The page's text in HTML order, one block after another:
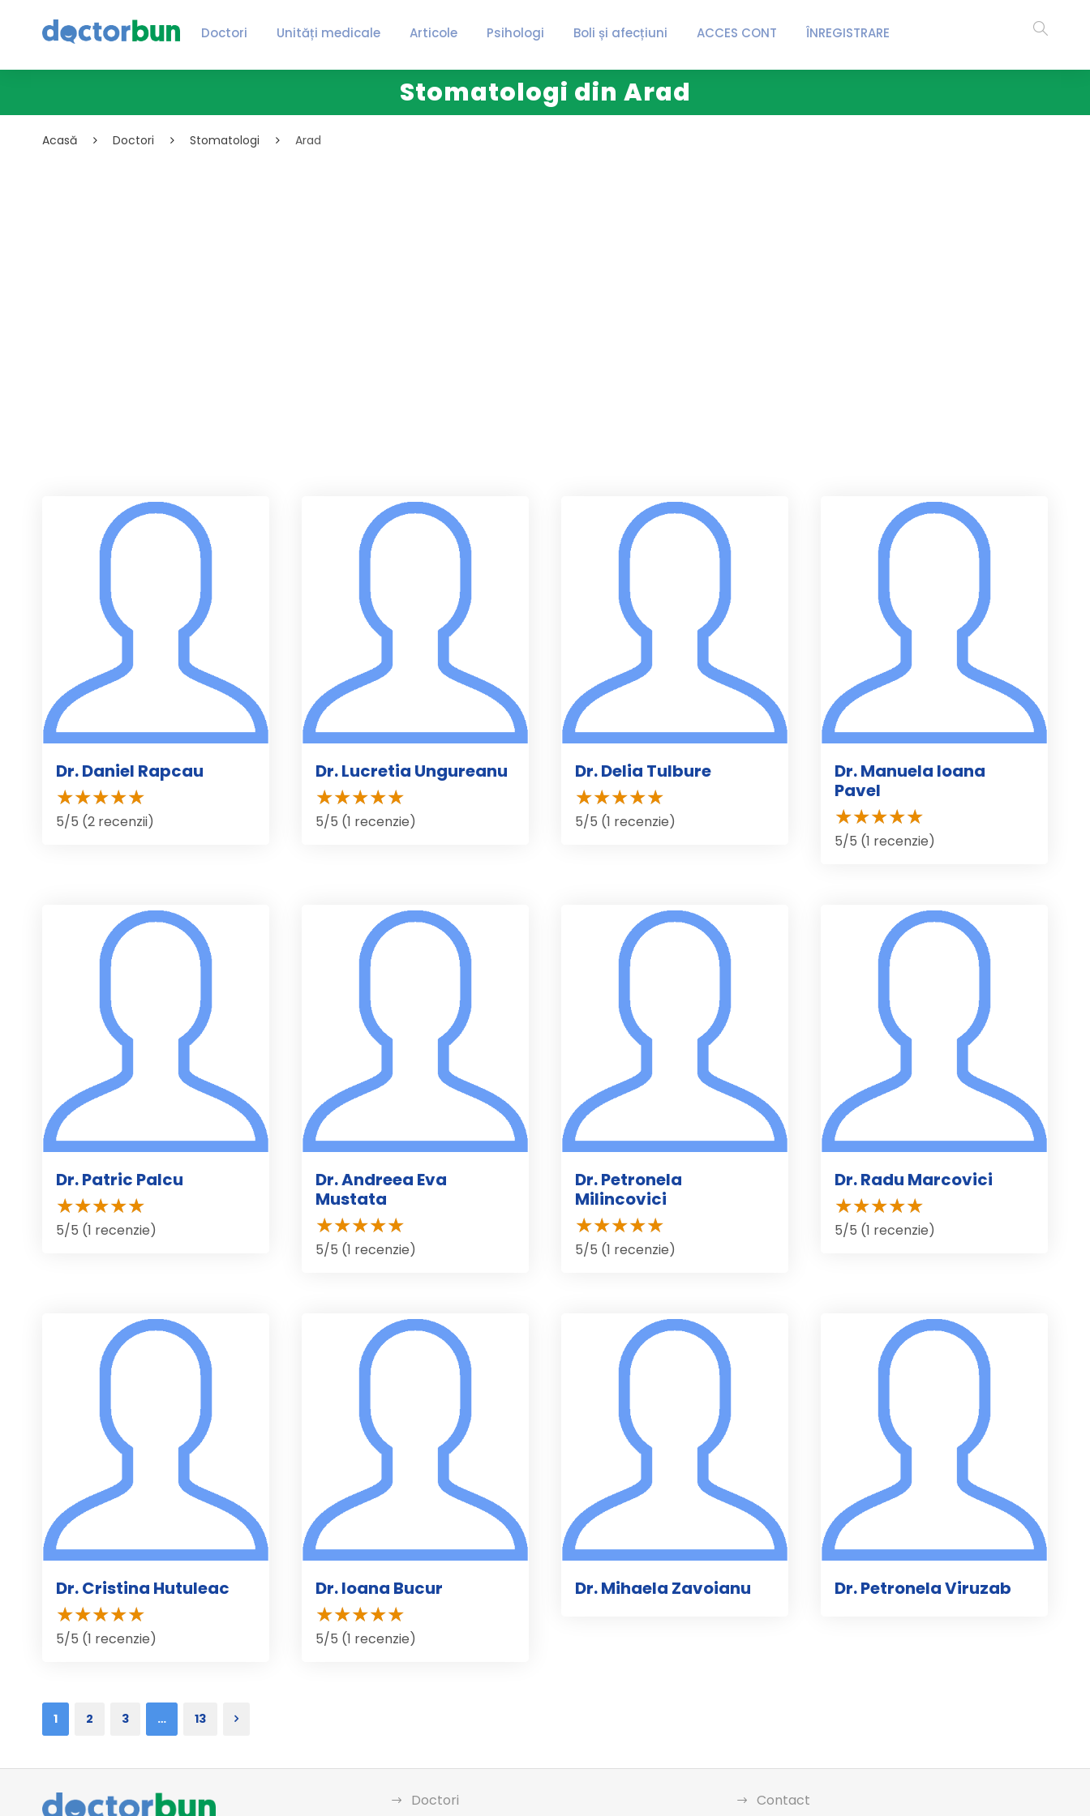
Doctori Unități medicale Articole Psihologi Boli și afecțiuni ACCES CONT ÎNREGISTRARE
Stomatologi din Arad
Acasă Doctori Stomatologi Arad
Dr. Daniel Rapcau
5/5 (2 recenzii)
Dr. Lucretia Ungureanu
5/5 (1 recenzie)
Dr. Delia Tulbure
5/5 (1 recenzie)
Dr. Manuela Ioana
Pavel
5/5 (1 recenzie)
Dr. Patric Palcu
5/5 (1 recenzie)
Dr. Andreea Eva
Mustata
5/5 (1 recenzie)
Dr. Petronela
Milincovici
5/5 (1 recenzie)
Dr. Radu Marcovici
5/5 (1 recenzie)
Dr. Cristina Hutuleac
5/5 (1 recenzie)
Dr. Ioana Bucur
5/5 (1 recenzie)
Dr. Mihaela Zavoianu Dr. Petronela Viruzab
1 2 3 … 13
Doctori Contact